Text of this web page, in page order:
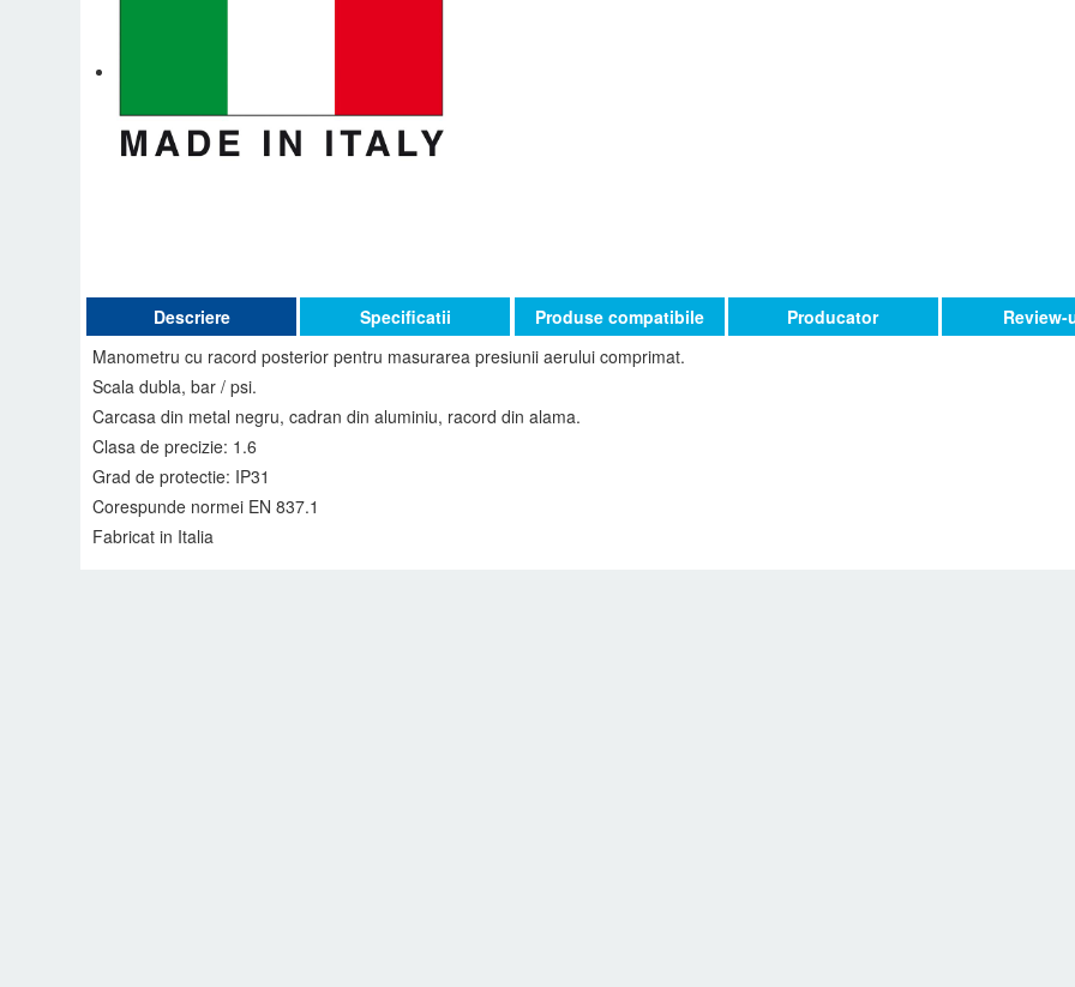
Descriere
Manometru cu racord posterior pentru masurarea presiunii aerului comprimat.
Scala dubla, bar / psi.
Carcasa din metal negru, cadran din aluminiu, racord din alama.
Clasa de precizie: 1.6
Grad de protectie: IP31
Corespunde normei EN 837.1
Fabricat in Italia
Specificatii Produse compatibile Producator Review-